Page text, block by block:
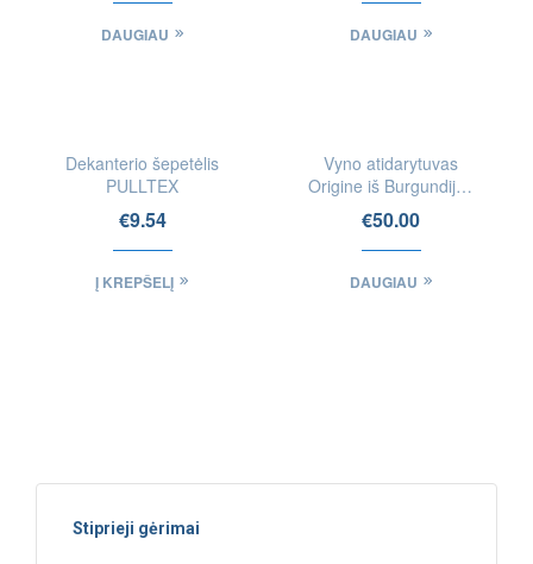
DAUGIAU DAUGIAU
Dekanterio šepetėlis
PULLTEX
€9.54
Į KREPŠELĮ
Vyno atidarytuvas
Origine iš Burgundijos
statinių (vidinės
statinės pusės)
€50.00
DAUGIAU
Stiprieji gėrimai